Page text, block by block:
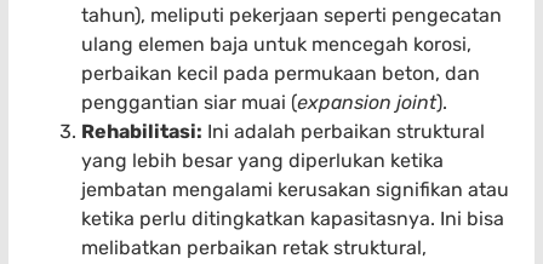
tahun), meliputi pekerjaan seperti pengecatan
ulang elemen baja untuk mencegah korosi,
perbaikan kecil pada permukaan beton, dan
penggantian siar muai (expansion joint).
Rehabilitasi: Ini adalah perbaikan struktural
yang lebih besar yang diperlukan ketika
jembatan mengalami kerusakan signifikan atau
ketika perlu ditingkatkan kapasitasnya. Ini bisa
melibatkan perbaikan retak struktural,